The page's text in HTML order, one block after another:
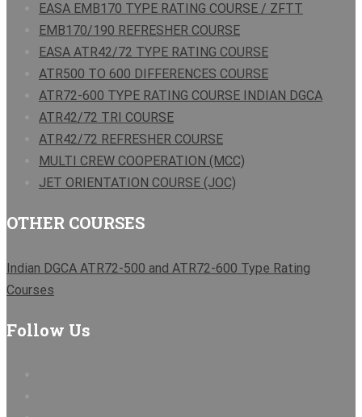
EASA EMB170 TYPE RATING COURSE / ZFTT
EMB170/190 REFRESHER COURSE
EASA ATR42/72 TYPE RATING COURSE
ATR500 TO 600 DIFFERENCES COURSE
ATR72-600 TYPE RATING COURSE INDIAN DGCA
ATR42/72 TRI COURSE
ATR42/72 REFRESHER COURSE
MULTI CREW COOPERATION (MCC)
JET ORIENTATION COURSE (JOC)
OTHER COURSES
Indian DGCA ATR72-500 and ATR72-600 Type Rating
Courses
Follow Us